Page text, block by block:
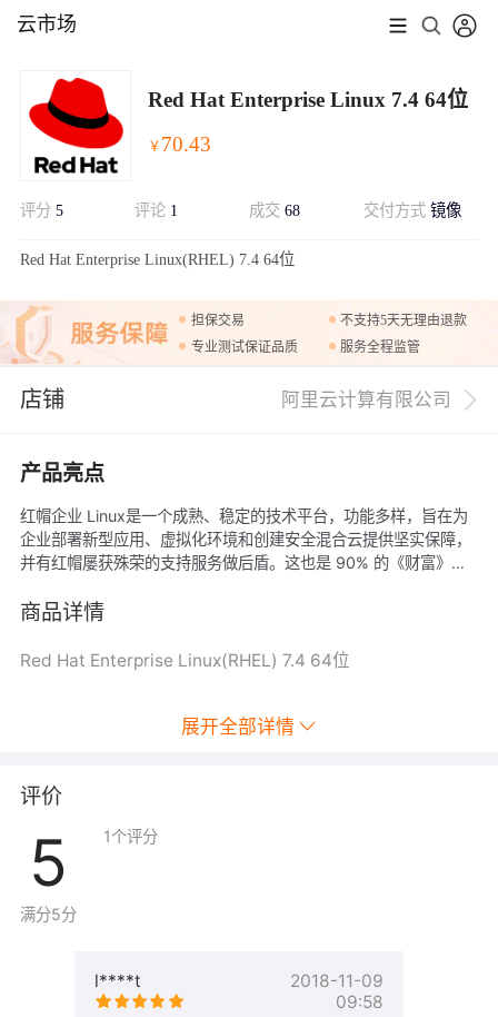
云市场
Red Hat Enterprise Linux 7.4 64位
￥ 70.43
评分 5 评论 1 成交 68 交付方式镜像
Red Hat Enterprise Linux(RHEL) 7.4 64位
担保交易
不支持5天无理由退款
专业测试保证品质
服务全程监管
店铺 阿里云计算有限公司
产品亮点
红帽企业 Linux是一个成熟、稳定的技术平台，功能多样，旨在为
企业部署新型应用、虚拟化环境和创建安全混合云提供坚实保障，
并有红帽屡获殊荣的支持服务做后盾。这也是 90% 的《财富》世
商品详情
Red Hat Enterprise Linux(RHEL) 7.4 64位
展开全部详情
评价
5
满分5分
1个评分
l****t
2018-11-09
09:58